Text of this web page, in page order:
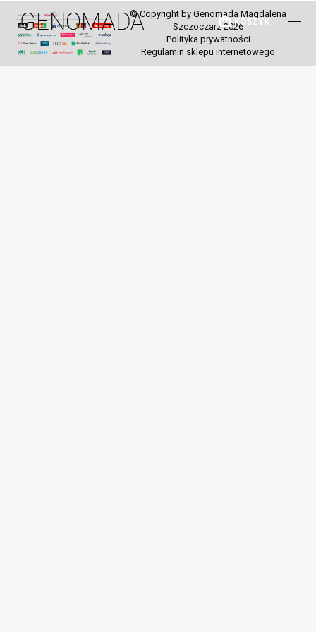
KOSZYK
© Copyright by Genomada Magdalena
Szczoczarz 2026
Polityka prywatności
Regulamin sklepu internetowego